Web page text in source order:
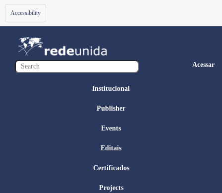
Toggle
navigation
Accessibility
Acessar
Institucional
Publisher
Events
Editais
Certificados
Projects